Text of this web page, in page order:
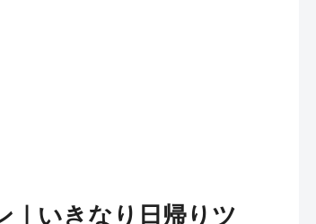
｜いきなり日帰りツ